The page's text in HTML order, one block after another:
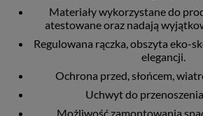
Materiały wykorzystane do
atestowane oraz nadają
Regulowana rączka, obszyta eko-
elegancji.
Ochrona przed, słońcem,
Uchwyt do
Możliwość zamontowania